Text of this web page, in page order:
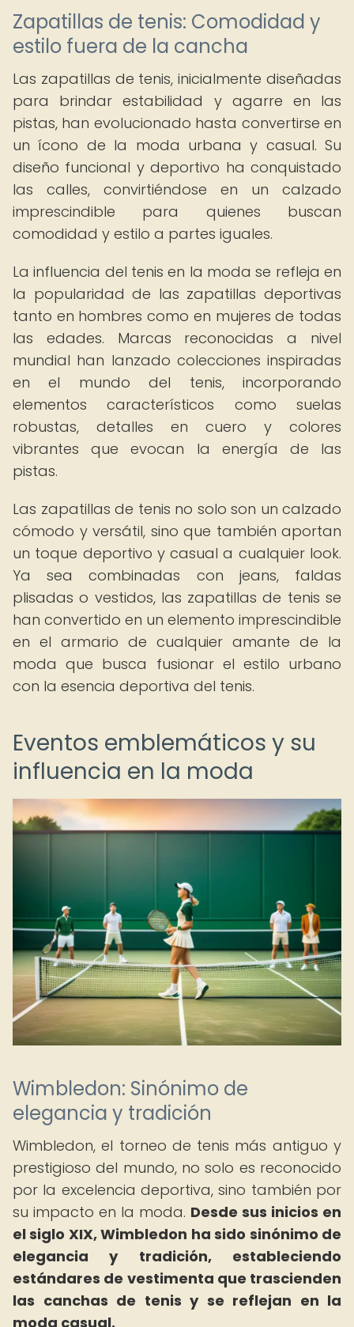
Zapatillas de tenis: Comodidad y
estilo fuera de la cancha
Las zapatillas de tenis, inicialmente diseñadas
para brindar estabilidad y agarre en las
pistas, han evolucionado hasta convertirse en
un ícono de la moda urbana y casual. Su
diseño funcional y deportivo ha conquistado
las calles, convirtiéndose en un calzado
imprescindible para quienes buscan
comodidad y estilo a partes iguales.
La influencia del tenis en la moda se refleja en
la popularidad de las zapatillas deportivas
tanto en hombres como en mujeres de todas
las edades. Marcas reconocidas a nivel
mundial han lanzado colecciones inspiradas
en el mundo del tenis, incorporando
elementos característicos como suelas
robustas, detalles en cuero y colores
vibrantes que evocan la energía de las
pistas.
Las zapatillas de tenis no solo son un calzado
cómodo y versátil, sino que también aportan
un toque deportivo y casual a cualquier look.
Ya sea combinadas con jeans, faldas
plisadas o vestidos, las zapatillas de tenis se
han convertido en un elemento imprescindible
en el armario de cualquier amante de la
moda que busca fusionar el estilo urbano
con la esencia deportiva del tenis.
Eventos emblemáticos y su
influencia en la moda
Wimbledon: Sinónimo de
elegancia y tradición
Wimbledon, el torneo de tenis más antiguo y
prestigioso del mundo, no solo es reconocido
por la excelencia deportiva, sino también por
su impacto en la moda. Desde sus inicios en
el siglo XIX, Wimbledon ha sido sinónimo de
elegancia y tradición, estableciendo
estándares de vestimenta que trascienden
las canchas de tenis y se reflejan en la
moda casual.